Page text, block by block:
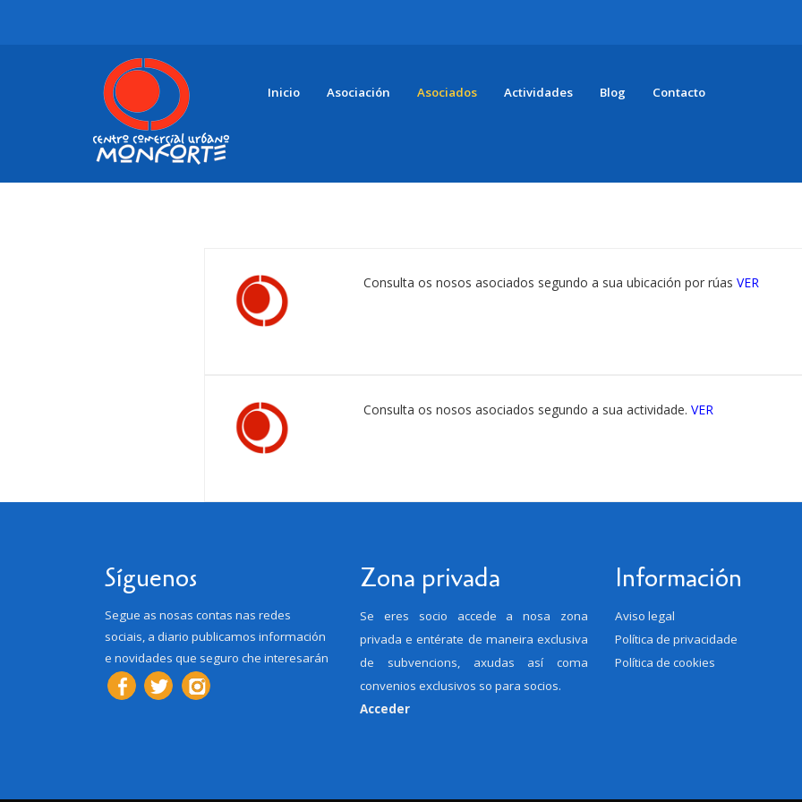
Inicio Asociación Asociados Actividades Blog Contacto
Consulta os nosos asociados segundo a sua ubicación por rúas VER
Consulta os nosos asociados segundo a sua actividade. VER
Síguenos
Segue as nosas contas nas redes
sociais, a diario publicamos información
e novidades que seguro che interesarán
Zona privada
Se eres socio accede a nosa zona
privada e entérate de maneira exclusiva
de subvencions, axudas así coma
convenios exclusivos so para socios.
Acceder
Información
Aviso legal
Política de privacidade
Política de cookies